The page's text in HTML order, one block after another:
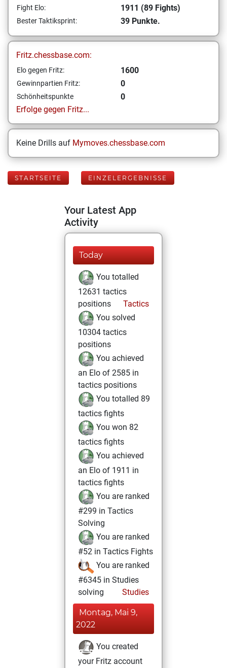
Fight Elo: 1911 (89 Fights)
Bester Taktiksprint: 39 Punkte.
Fritz.chessbase.com:
Elo gegen Fritz: 1600
Gewinnpartien Fritz: 0
Schönheitspunkte
0
Erfolge gegen Fritz...
Keine Drills auf Mymoves.chessbase.com
STARTSEITE EINZELERGEBNISSE
Your Latest App
Activity
Today
You totalled
12631 tactics
positions
Tactics
You solved
10304 tactics
positions
You achieved
an Elo of 2585 in
tactics positions
You totalled 89
tactics fights
You won 82
tactics fights
You achieved
an Elo of 1911 in
tactics fights
You are ranked
#299 in Tactics
Solving
You are ranked
#52 in Tactics Fights
You are ranked
#6345 in Studies
solving
Studies
Montag, Mai 9,
2022
You created
your Fritz account